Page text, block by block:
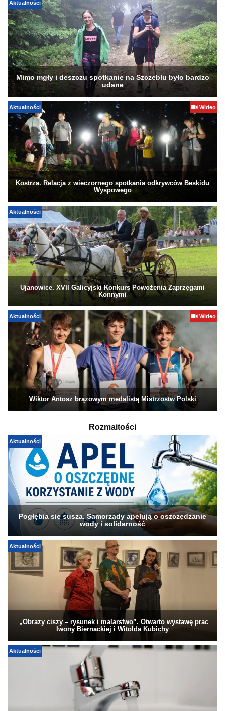
Aktualności
Mimo mgły i deszczu spotkanie na Szczeblu było bardzo
udane
Aktualności Wideo
Kostrza. Relacja z wieczornego spotkania odkrywców Beskidu
Wyspowego
Aktualności
Ujanowice. XVII Galicyjski Konkurs Powożenia Zaprzęgami
Konnymi
Aktualności Wideo
Wiktor Antosz brązowym medalistą Mistrzostw Polski
Rozmaitości
Aktualności
Pogłębia się susza. Samorządy apelują o oszczędzanie
wody i solidarność
Aktualności
„Obrazy ciszy – rysunek i malarstwo”. Otwarto wystawę prac
Iwony Biernackiej i Witolda Kubichy
Aktualności